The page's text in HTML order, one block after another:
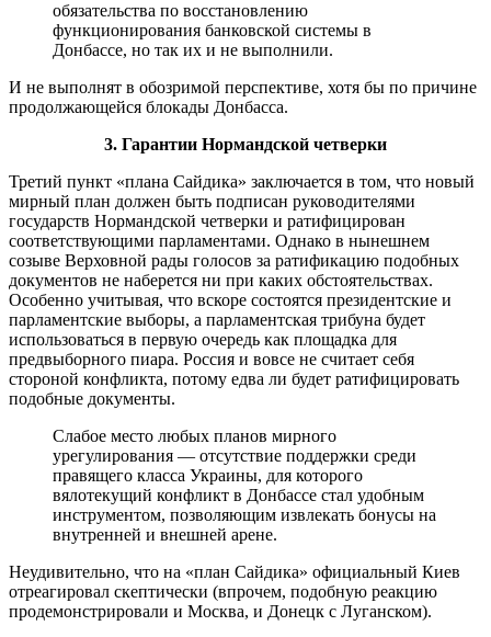
обязательства по восстановлению
функционирования банковской системы в
Донбассе, но так их и не выполнили.
И не выполнят в обозримой перспективе, хотя бы по причине
продолжающейся блокады Донбасса.
3. Гарантии Нормандской четверки
Третий пункт «плана Сайдика» заключается в том, что новый
мирный план должен быть подписан руководителями
государств Нормандской четверки и ратифицирован
соответствующими парламентами. Однако в нынешнем
созыве Верховной рады голосов за ратификацию подобных
документов не наберется ни при каких обстоятельствах.
Особенно учитывая, что вскоре состоятся президентские и
парламентские выборы, а парламентская трибуна будет
использоваться в первую очередь как площадка для
предвыборного пиара. Россия и вовсе не считает себя
стороной конфликта, потому едва ли будет ратифицировать
подобные документы.
Слабое место любых планов мирного
урегулирования — отсутствие поддержки среди
правящего класса Украины, для которого
вялотекущий конфликт в Донбассе стал удобным
инструментом, позволяющим извлекать бонусы на
внутренней и внешней арене.
Неудивительно, что на «план Сайдика» официальный Киев
отреагировал скептически (впрочем, подобную реакцию
продемонстрировали и Москва, и Донецк с Луганском).